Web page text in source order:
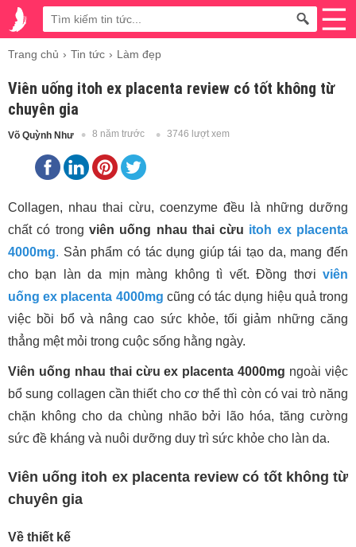
Trang chủ Tin tức Làm đẹp
Viên uống itoh ex placenta review có tốt không từ
chuyên gia
Võ Quỳnh Như 8 năm trước 3746 lượt xem
Collagen, nhau thai cừu, coenzyme đều là những dưỡng
chất có trong viên uống nhau thai cừu itoh ex placenta
4000mg. Sản phẩm có tác dụng giúp tái tạo da, mang đến
cho bạn làn da mịn màng không tì vết. Đồng thơi viên
uống ex placenta 4000mg cũng có tác dụng hiệu quả trong
việc bồi bổ và nâng cao sức khỏe, tối giảm những căng
thẳng mệt mỏi trong cuộc sống hằng ngày.
Viên uống nhau thai cừu ex placenta 4000mg ngoài việc
bổ sung collagen cần thiết cho cơ thể thì còn có vai trò năng
chặn không cho da chùng nhão bởi lão hóa, tăng cường
sức đề kháng và nuôi dưỡng duy trì sức khỏe cho làn da.
Viên uống itoh ex placenta review có tốt không từ
chuyên gia
Về thiết kế